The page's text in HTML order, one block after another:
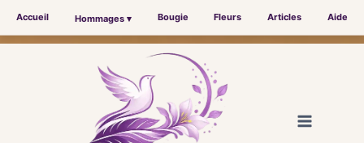
Accueil Hommages ▾ Bougie Fleurs Articles Aide